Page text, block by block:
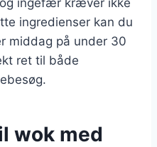
ingredienser kan du
middag på under 30
ret til både
wok med